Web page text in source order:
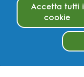
Accetta tutti i
cookie